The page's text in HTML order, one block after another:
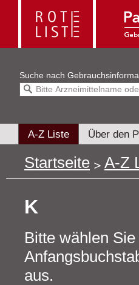
Suche nach
A-Z Liste Über den
Startseite A-Z
K
Bitte wählen
aus.